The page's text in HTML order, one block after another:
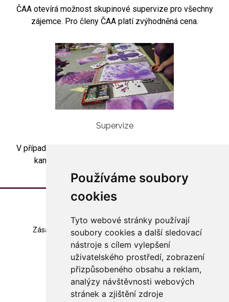
Používáme soubory
cookies
Tyto webové stránky používají
soubory cookies a další sledovací
nástroje s cílem vylepšení
uživatelského prostředí, zobrazení
přizpůsobeného obsahu a reklam,
analýzy návštěvnosti webových
stránek a zjištění zdroje
ČAA otevírá možnost skupinové supervize pro všechny
zájemce. Pro členy ČAA platí zvýhodněná cena.
Supervize
V případě zájmu o skupinovou artesupervizi kontaktujte
kancelář asociace (
Zásady zpracování souborů cookie Mapa stránek
Změna nastavení
© 2023 Česká arteterapeutická asociace
všechna práva vyhrazena